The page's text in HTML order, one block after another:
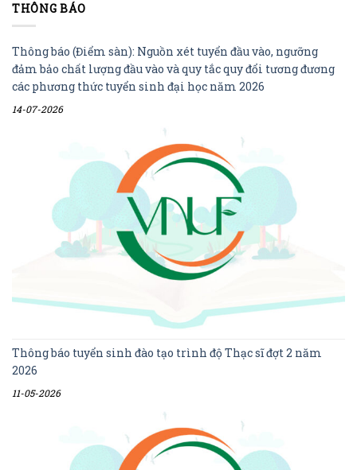
THÔNG BÁO
Thông báo (Điểm sàn): Nguồn xét tuyển đầu vào, ngưỡng
đảm bảo chất lượng đầu vào và quy tắc quy đổi tương đương
các phương thức tuyển sinh đại học năm 2026
14-07-2026
Thông báo tuyển sinh đào tạo trình độ Thạc sĩ đợt 2 năm
2026
11-05-2026